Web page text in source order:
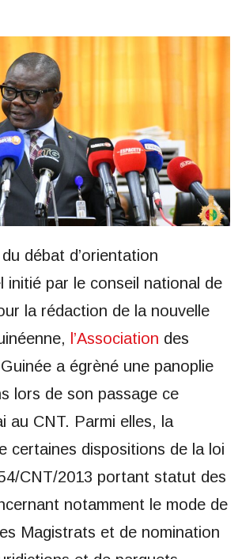
débat d’orientation
initié par le conseil national de
la rédaction de la nouvelle
l’Association des
a égrèné une panoplie
lors de son passage ce
au CNT. Parmi elles, la
certaines dispositions de la loi
CNT/2013 portant statut des
notamment le mode de
Magistrats et de nomination